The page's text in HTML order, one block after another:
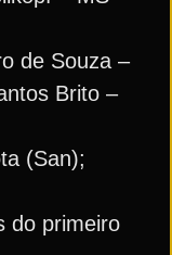
de Souza –
Brito –
(San);
do primeiro